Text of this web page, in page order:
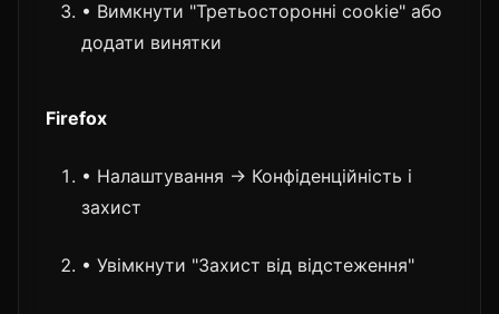
• Вимкнути "Третьосторонні cookie" або
додати винятки
Firefox
• Налаштування → Конфіденційність і
захист
• Увімкнути "Захист від відстеження"